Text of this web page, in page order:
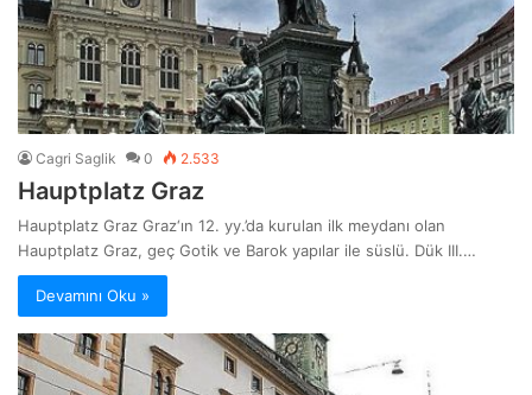
Cagri Saglik 0 2.533
Hauptplatz Graz
Hauptplatz Graz Graz‘ın 12. yy.’da kurulan ilk meydanı olan
Hauptplatz Graz, geç Gotik ve Barok yapılar ile süslü. Dük III.…
Devamını Oku »